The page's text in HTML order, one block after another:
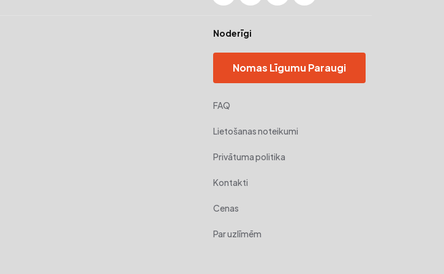
Noderīgi
Nomas Līgumu Paraugi
FAQ
Lietošanas noteikumi
Privātuma politika
Kontakti
Cenas
Par uzlīmēm